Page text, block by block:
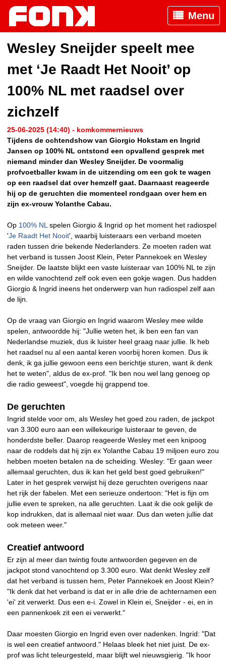
Menu
Wesley Sneijder speelt mee
met ‘Je Raadt Het Nooit’ op
100% NL met raadsel over
zichzelf
25-06-2025 (14:40) - komkommernieuws
Tijdens de ochtendshow van Giorgio Hokstam en Ingrid
Jansen op 100% NL ontstond een opvallend gesprek met
niemand minder dan Wesley Sneijder. De voormalig
profvoetballer kwam in de uitzending om een gok te wagen
op een raadsel dat over hemzelf gaat. Daarnaast reageerde
hij op de geruchten die momenteel rondgaan over hem en
zijn ex-vrouw Yolanthe Cabau.
Op 100% NL spelen Giorgio & Ingrid op het moment het radiospel
'Je Raadt Het Nooit', waarbij luisteraars een verband moeten
raden tussen drie bekende Nederlanders. Ze moeten raden wat
het verband is tussen Joost Klein, Peter Pannekoek en Wesley
Sneijder. De laatste blijkt een vaste luisteraar van 100% NL te zijn
en wilde vanochtend zelf ook even een gokje wagen. Dus hadden
Giorgio & Ingrid ineens het onderwerp van hun radiospel zelf aan
de lijn.
Op de vraag van Giorgio en Ingrid waarom Wesley mee wilde
spelen, antwoordde hij: "Jullie weten het, ik ben een fan van
Nederlandse muziek, dus ik luister heel graag naar jullie. Ik heb
het raadsel nu al een aantal keren voorbij horen komen. Dus ik
denk, ik ga jullie gewoon eens een berichtje sturen, want ik denk
het te weten", aldus de ex-prof. "Ik ben nou wel lang genoeg op
die radio geweest", voegde hij grappend toe.
De geruchten
Ingrid stelde voor om, als Wesley het goed zou raden, de jackpot
van 3.300 euro aan een willekeurige luisteraar te geven, de
honderdste beller. Daarop reageerde Wesley met een knipoog
naar de roddels dat hij zijn ex Yolanthe Cabau 19 miljoen euro zou
hebben moeten betalen na de scheiding. Wesley: "Er gaan weer
allemaal geruchten, dus ik kan het geld best goed gebruiken!"
Later in het gesprek verwijst hij deze geruchten overigens naar
het rijk der fabelen. Met een serieuze ondertoon: "Het is fijn om
jullie even te spreken, na alle geruchten. Laat ik die ook gelijk de
kop indrukken, dat is allemaal niet waar. Dus dan weten jullie dat
ook meteen weer."
Creatief antwoord
Er zijn al meer dan twintig foute antwoorden gegeven en de
jackpot stond vanochtend op 3.300 euro. Wat denkt Wesley zelf
dat het verband is tussen hem, Peter Pannekoek en Joost Klein?
"Ik denk dat het verband is dat er in alle drie de achternamen een
'ei' zit verwerkt. Dus een e-i. Zowel in Klein ei, Sneijder - ei, en in
een pannenkoek zit een ei verwerkt."
Daar moesten Giorgio en Ingrid even over nadenken. Ingrid: "Dat
is wel een creatief antwoord." Helaas bleek het niet juist. De ex-
prof was licht teleurgesteld, maar blijft wel nieuwsgierig. "Ik hoor